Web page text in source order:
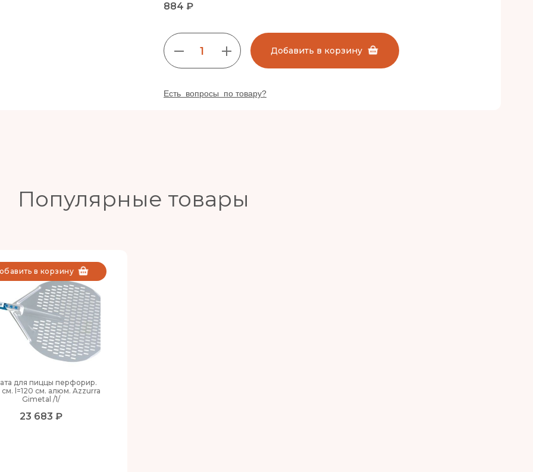
884 ₽
1 Добавить в корзину
Есть вопросы по товару?
Популярные товары
для пиццы перфорир.
см. l=120 см. алюм. Azzurra
Gimetal /1/
23 683 ₽
в корзину